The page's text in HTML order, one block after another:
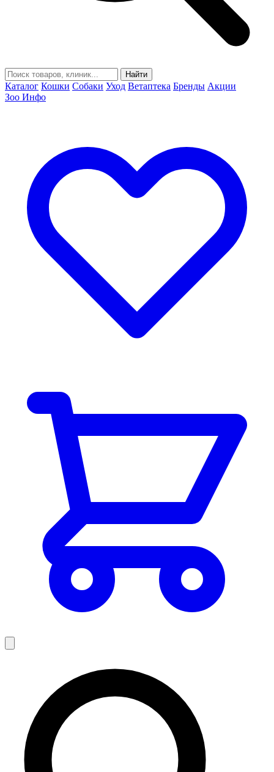
Найти
Каталог Кошки Собаки Уход Ветаптека Бренды Акции
Зоо Инфо